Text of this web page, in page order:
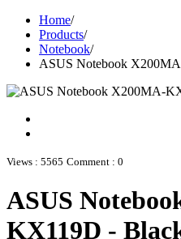
Home/
Products/
Notebook/
ASUS Notebook
Views : 5565 Comment : 0
ASUS
KX119D -